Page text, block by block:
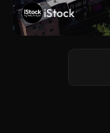
iStock